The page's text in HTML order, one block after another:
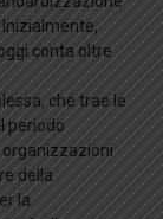
conta oltre
che trae le
periodo
organizzazioni
della
la